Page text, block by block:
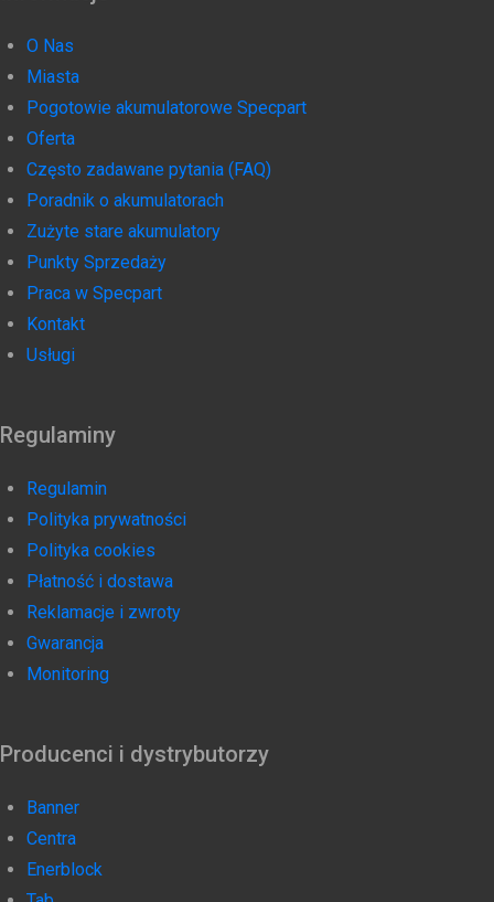
O Nas
Miasta
Pogotowie akumulatorowe Specpart
Oferta
Często zadawane pytania (FAQ)
Poradnik o akumulatorach
Zużyte stare akumulatory
Punkty Sprzedaży
Praca w Specpart
Kontakt
Usługi
Regulaminy
Regulamin
Polityka prywatności
Polityka cookies
Płatność i dostawa
Reklamacje i zwroty
Gwarancja
Monitoring
Producenci i dystrybutorzy
Banner
Centra
Enerblock